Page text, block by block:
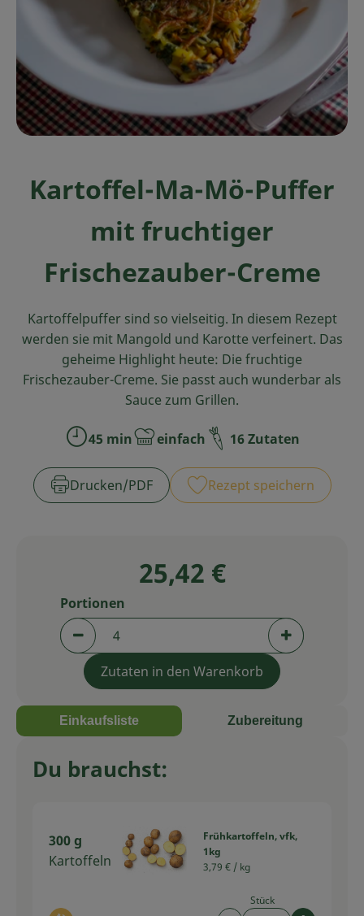
Ökokisten
Obst & Gemüse
Kühltheke
Backwaren
Getränke
Über uns
Blog & Aktuelles
Kartoffel-Ma-Mö-Puffer
mit fruchtiger
Frischezauber-Creme
Kartoffelpuffer sind so vielseitig. In diesem Rezept
werden sie mit Mangold und Karotte verfeinert. Das
geheime Highlight heute: Die fruchtige
Frischezauber-Creme. Sie passt auch wunderbar als
Sauce zum Grillen.
Zubreitungszeit:
45 min Schwierigkeit:
einfach 16 Zutaten
Drucken​/​PDF Rezept speichern
25,42 €
Portionen verringern (aktuell 4 Portionen
Portionen
Portionen
Zutaten in den Warenkorb
Einkaufsliste Zubereitung
Du brauchst:
300 g
Kartoffeln
Frühkartoffeln, vfk,
1kg
3,79 € / kg
Stück